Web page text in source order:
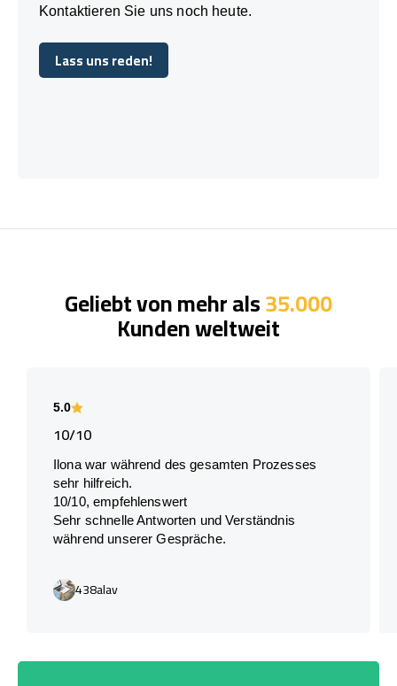
Kontaktieren Sie uns noch heute.
Lass uns reden!
Lass uns reden!
Geliebt von mehr als35.000
Kunden weltweit
5.0
10/10
Ilona war während des gesamten Prozesses
sehr hilfreich.
10/10, empfehlenswert
Sehr schnelle Antworten und Verständnis
während unserer Gespräche.
438alav